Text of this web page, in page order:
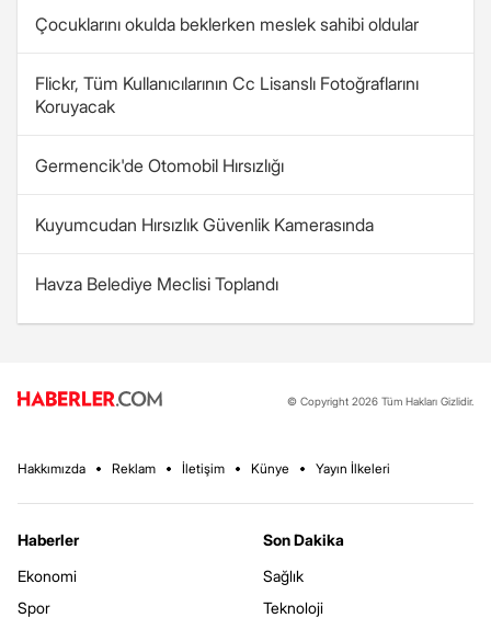
Çocuklarını okulda beklerken meslek sahibi oldular
Flickr, Tüm Kullanıcılarının Cc Lisanslı Fotoğraflarını
Koruyacak
Germencik'de Otomobil Hırsızlığı
Kuyumcudan Hırsızlık Güvenlik Kamerasında
Havza Belediye Meclisi Toplandı
© Copyright 2026 Tüm Hakları Gizlidir.
Hakkımızda Reklam İletişim Künye Yayın İlkeleri
Haberler
Ekonomi
Spor
Son Dakika
Sağlık
Teknoloji